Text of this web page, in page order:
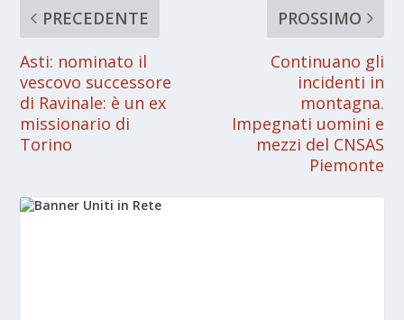
PRECEDENTE
Asti: nominato il
vescovo successore
di Ravinale: è un ex
missionario di
Torino
PROSSIMO
Continuano gli
incidenti in
montagna.
Impegnati uomini e
mezzi del CNSAS
Piemonte